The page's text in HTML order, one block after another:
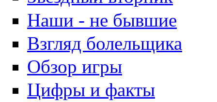
Наши - не бывшие
Взгляд болельщика
Обзор игры
Цифры и факты